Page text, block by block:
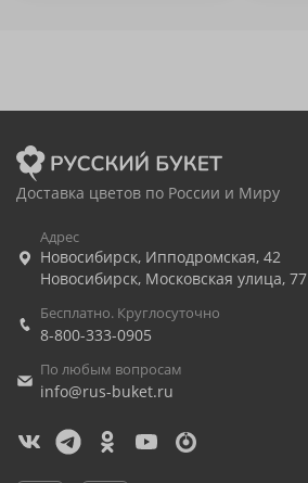
Доставка цветов по России и Миру
Адрес
Новосибирск, Ипподромская, 42
Новосибирск, Московская улица, 77
Бесплатно. Круглосуточно
8-800-333-0905
По любым вопросам
info@rus-buket.ru